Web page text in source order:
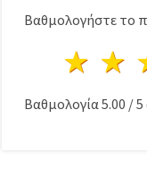
Βαθμολογήστε το
1
Βαθμολογία 5.00 /5